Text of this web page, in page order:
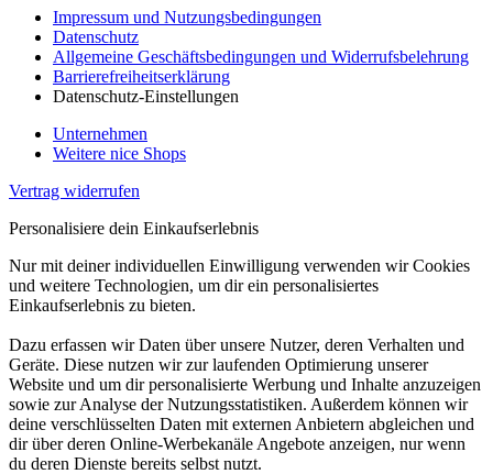
Impressum und Nutzungsbedingungen
Datenschutz
Allgemeine Geschäftsbedingungen und Widerrufsbelehrung
Barrierefreiheitserklärung
Datenschutz-Einstellungen
Unternehmen
Weitere nice Shops
Vertrag widerrufen
Personalisiere dein Einkaufserlebnis
Nur mit deiner individuellen Einwilligung verwenden wir Cookies
und weitere Technologien, um dir ein personalisiertes
Einkaufserlebnis zu bieten.
Dazu erfassen wir Daten über unsere Nutzer, deren Verhalten und
Geräte. Diese nutzen wir zur laufenden Optimierung unserer
Website und um dir personalisierte Werbung und Inhalte anzuzeigen
sowie zur Analyse der Nutzungsstatistiken. Außerdem können wir
deine verschlüsselten Daten mit externen Anbietern abgleichen und
dir über deren Online-Werbekanäle Angebote anzeigen, nur wenn
du deren Dienste bereits selbst nutzt.